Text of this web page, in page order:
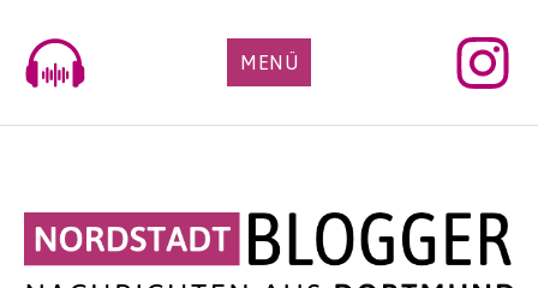
content
MENÜ